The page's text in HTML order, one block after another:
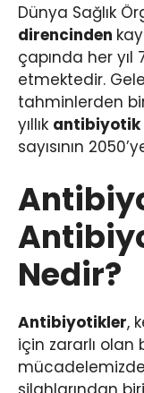
Dünya Sağlık
direncinden
çapında her
etmektedir.
tahminlerden
yıllık antibiyotik
sayısının
Nedir?
Antibiyotikler,
için zararlı olan
mücadelemizde